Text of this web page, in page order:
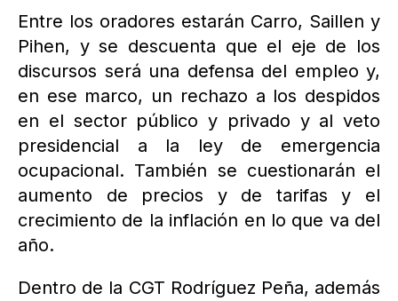
Entre los oradores estarán Carro, Saillen y
Pihen, y se descuenta que el eje de los
discursos será una defensa del empleo y,
en ese marco, un rechazo a los despidos
en el sector público y privado y al veto
presidencial a la ley de emergencia
ocupacional. También se cuestionarán el
aumento de precios y de tarifas y el
crecimiento de la inflación en lo que va del
año.
Dentro de la CGT Rodríguez Peña, además